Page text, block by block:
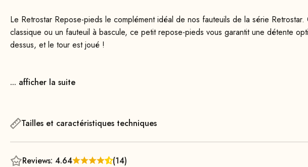
Le Retrostar Repose-pieds le complément idéal de nos fauteuils de la série
classique ou un fauteuil à bascule, ce petit repose-pieds vous garantit une détente
dessus, et le tour est joué !
sobre et ses dimensions compactes permettent de nombreuses utilisations.
transparent.
Le rembourrage résistant est doté d’une suspension métallique durable et, associé à
qualité, garantit un confort optimal.
... afficher la suite
Tailles et caractéristiques techniques
Reviews: 4.64 (14)